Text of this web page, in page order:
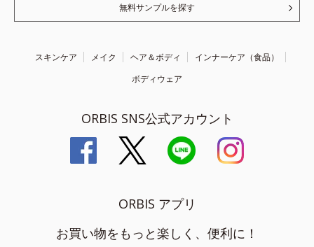
無料サンプルを探す
スキンケア メイク ヘア＆ボディ
インナーケア（食品）
ボディウェア
ORBIS SNS公式アカウント
ORBIS アプリ
お買い物をもっと楽しく、便利に！